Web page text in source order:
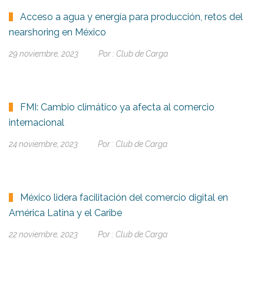
Acceso a agua y energía para producción, retos del
nearshoring en México
29 noviembre, 2023 Por : Club de Carga
FMI: Cambio climático ya afecta al comercio
internacional
24 noviembre, 2023 Por : Club de Carga
México lidera facilitación del comercio digital en
América Latina y el Caribe
22 noviembre, 2023 Por : Club de Carga